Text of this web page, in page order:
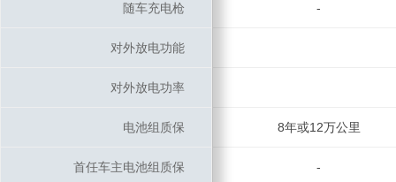
随车充电枪 -
对外放电功能
对外放电功率
电池组质保 8年或12万公里
首任车主电池组质保 -
随车充电枪
对外放电功能
对外放电功率
电池组质保
首任车主电池组质保